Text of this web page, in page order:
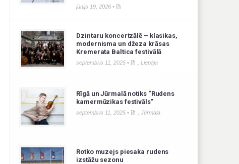
jūnijs 19, 2026 •
Dzintaru koncertzālē – klasikas,
modernisma un džeza krāsas
Kremerata Baltica festivālā
septembris 11, 2025 • ,Liepāja
Rīgā un Jūrmalā notiks “Rudens
kamermūzikas festivāls”
septembris 11, 2025 • ,Jūrmala
Rotko muzejs piesaka rudens
izstāžu sezonu